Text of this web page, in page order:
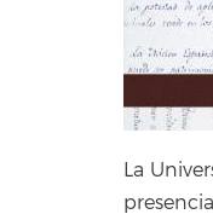
La